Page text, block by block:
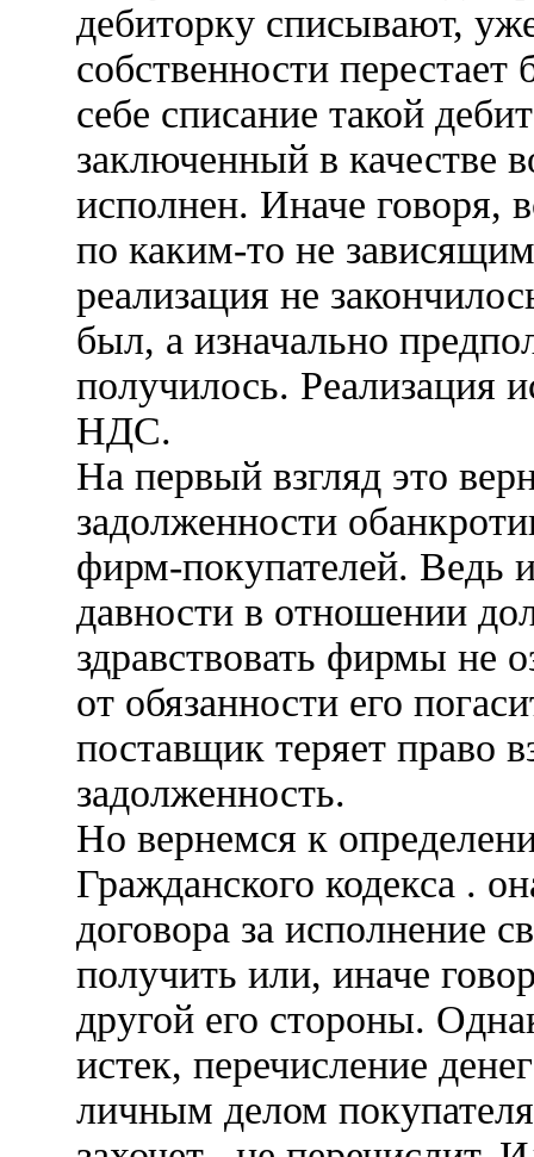
дебиторку списывают,
собственности
себе списание такой
заключенный в качестве
исполнен. Иначе говоря,
по каким-то не
реализация не
был, а изначально
получилось. Реализация
НДС.
На первый взгляд это
задолженности
фирм-покупателей. Ведь
давности в отношении
здравствовать фирмы не
от обязанности его
поставщик теряет право
задолженность.
Но вернемся к
Гражданского кодекса .
договора за исполнение
получить или, иначе
другой его стороны.
истек, перечисление
личным делом